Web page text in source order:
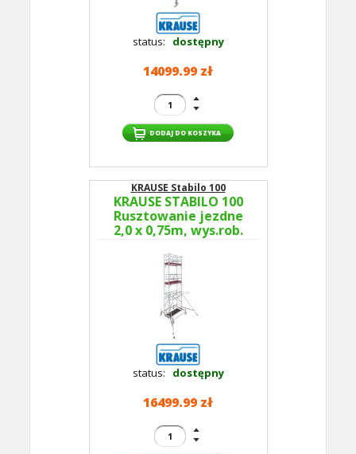
status: dostępny
14099.99 zł
KRAUSE Stabilo 100
KRAUSE STABILO 100
Rusztowanie jezdne
2,0 x 0,75m, wys.rob.
GUARDMATIC Nowa
norma PN EN 1004-1
status: dostępny
16499.99 zł